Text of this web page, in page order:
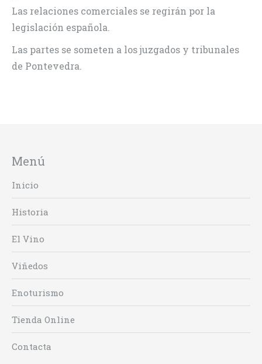
Las relaciones comerciales se regirán por la
legislación española.
Las partes se someten a los juzgados y tribunales
de Pontevedra.
Menú
Inicio
Historia
El Vino
Viñedos
Enoturismo
Tienda Online
Contacta